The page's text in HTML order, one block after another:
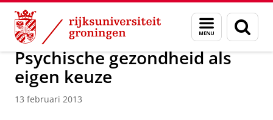
Skip
Content
Skip
Navigation
Menu
en
zoeken
Over ons
Psychische gezondheid als
eigen keuze
13 februari 2013